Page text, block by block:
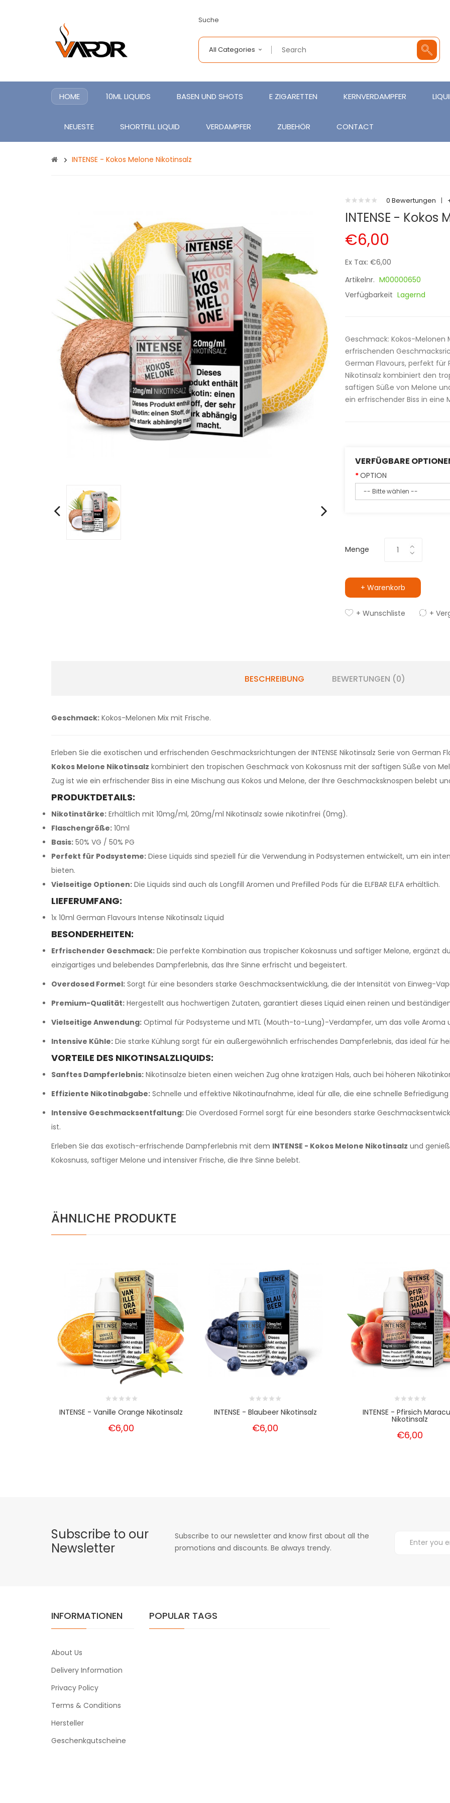
Suche
All Categories
HOME 10ML LIQUIDS BASEN UND SHOTS E ZIGARETTEN KERNVERDAMPFER
NEUESTE SHORTFILL LIQUID VERDAMPFER ZUBEHÖR CONTACT
INTENSE - Kokos Melone Nikotinsalz
0 Bewertungen |
INTENSE - Kokos
€6,00
Ex Tax: €6,00
Artikelnr. M00000650
Verfügbarkeit Lagernd
Geschmack: Kokos-Melonen
erfrischenden
German Flavours, perfekt für
Nikotinsalz kombiniert den
saftigen Süße von Melone
ein erfrischender Biss in eine
VERFÜGBARE
OPTION
Menge
+ Warenkorb
+ Wunschliste +
BESCHREIBUNG BEWERTUNGEN (0)
Geschmack: Kokos-Melonen Mix mit Frische.
Erleben Sie die exotischen und erfrischenden Geschmacksrichtungen der INTENSE Nikotinsalz Serie von German
Kokos Melone Nikotinsalz kombiniert den tropischen Geschmack von Kokosnuss mit der saftigen Süße von
Zug ist wie ein erfrischender Biss in eine Mischung aus Kokos und Melone, der Ihre Geschmacksknospen belebt
PRODUKTDETAILS:
Nikotinstärke: Erhältlich mit 10mg/ml, 20mg/ml Nikotinsalz sowie nikotinfrei (0mg).
Flaschengröße: 10ml
Basis: 50% VG / 50% PG
Perfekt für Podsysteme: Diese Liquids sind speziell für die Verwendung in Podsystemen entwickelt, um ein
bieten.
Vielseitige Optionen: Die Liquids sind auch als Longfill Aromen und Prefilled Pods für die ELFBAR ELFA erhältlich.
LIEFERUMFANG:
1x 10ml German Flavours Intense Nikotinsalz Liquid
BESONDERHEITEN:
Erfrischender Geschmack: Die perfekte Kombination aus tropischer Kokosnuss und saftiger Melone, ergänzt
einzigartiges und belebendes Dampferlebnis, das Ihre Sinne erfrischt und begeistert.
Overdosed Formel: Sorgt für eine besonders starke Geschmacksentwicklung, die der Intensität von Einweg-
Premium-Qualität: Hergestellt aus hochwertigen Zutaten, garantiert dieses Liquid einen reinen und
Vielseitige Anwendung: Optimal für Podsysteme und MTL (Mouth-to-Lung)-Verdampfer, um das volle Aroma
Intensive Kühle: Die starke Kühlung sorgt für ein außergewöhnlich erfrischendes Dampferlebnis, das ideal für
VORTEILE DES NIKOTINSALZLIQUIDS:
Sanftes Dampferlebnis: Nikotinsalze bieten einen weichen Zug ohne kratzigen Hals, auch bei höheren
Effiziente Nikotinabgabe: Schnelle und effektive Nikotinaufnahme, ideal für alle, die eine schnelle
Intensive Geschmacksentfaltung: Die Overdosed Formel sorgt für eine besonders starke
ist.
Erleben Sie das exotisch-erfrischende Dampferlebnis mit dem INTENSE - Kokos Melone Nikotinsalz und
Kokosnuss, saftiger Melone und intensiver Frische, die Ihre Sinne belebt.
ÄHNLICHE PRODUKTE
INTENSE - Vanille Orange Nikotinsalz
€6,00
INTENSE - Blaubeer Nikotinsalz
€6,00
INTENSE - Pfirsich
Nikotinsalz
€6,00
Subscribe to our
Newsletter
Subscribe to our newsletter and know first about all the
promotions and discounts. Be always trendy.
INFORMATIONEN
About Us
Delivery Information
Privacy Policy
Terms & Conditions
Hersteller
Geschenkgutscheine
POPULAR TAGS